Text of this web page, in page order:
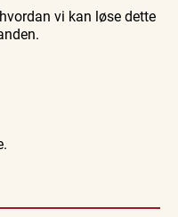
vi kan løse dette